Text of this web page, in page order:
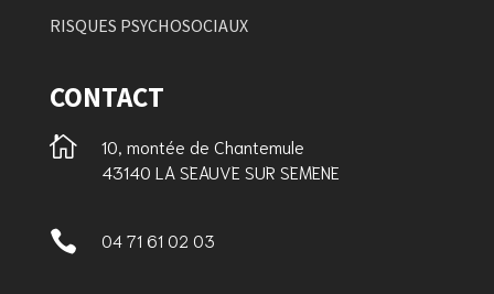
RISQUES PSYCHOSOCIAUX
CONTACT

10, montée de Chantemule
43140 LA SEAUVE SUR SEMENE
 04 71 61 02 03